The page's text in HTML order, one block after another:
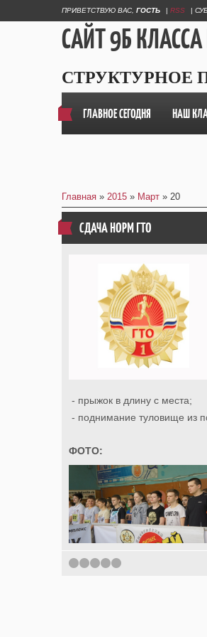
ПРИВЕТСТВУЮ ВАС ГОСТЬ | RSS |
САЙТ 9Б
СТРУКТУРНОЕ
ГЛАВНОЕ СЕГОДНЯ НАШ
Главная » 2015 » Март » 20
CДАЧА НОРМ ГТО
- прыжок в длину с места;
- поднимание туловище из
ФОТО: